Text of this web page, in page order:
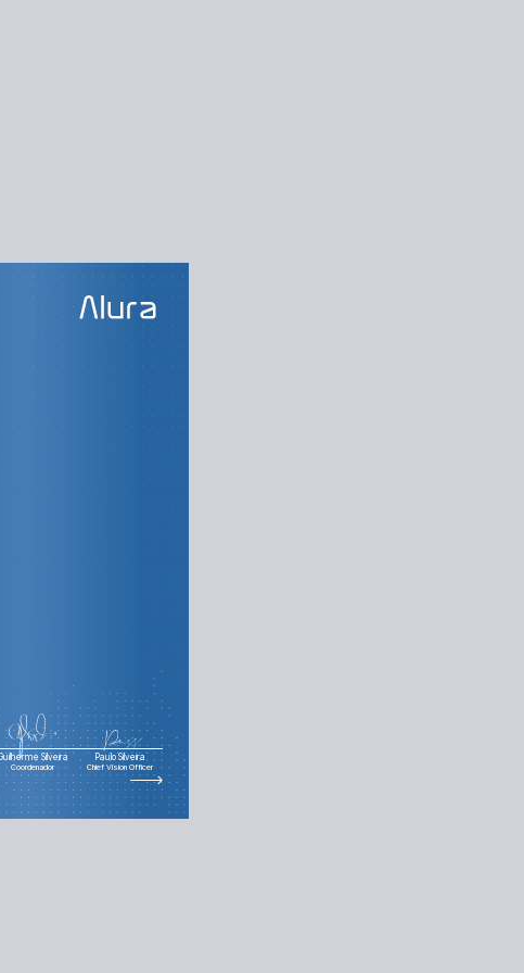
Silveira
Coordenador
Paulo Silveira
Chief Vision Officer
AULAS DO CURSO
dados
Leitura de dados
de transformações
de Pareto com DAX